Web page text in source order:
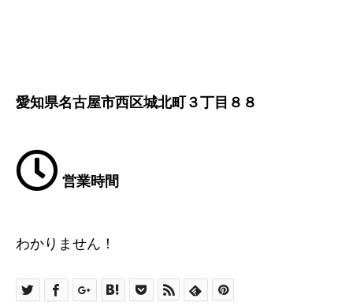
愛知県名古屋市西区城北町３丁目８８
営業時間
わかりません！